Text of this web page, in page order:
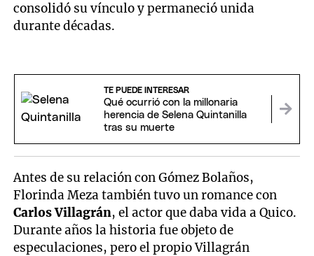
consolidó su vínculo y permaneció unida
durante décadas.
TE PUEDE INTERESAR
Qué ocurrió con la millonaria
herencia de Selena Quintanilla
tras su muerte
Antes de su relación con Gómez Bolaños,
Florinda Meza también tuvo un romance con
Carlos Villagrán, el actor que daba vida a Quico.
Durante años la historia fue objeto de
especulaciones, pero el propio Villagrán